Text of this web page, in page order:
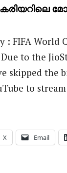
കരിയറിലെ
: FIFA
to the
skipped the
to
X Email